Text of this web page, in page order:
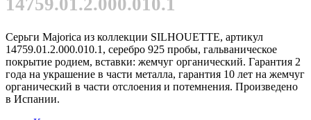
14759.01.2.000.010.1
Серьги Majorica из коллекции SILHOUETTE, артикул
14759.01.2.000.010.1, серебро 925 пробы, гальваническое
покрытие родием, вставки: жемчуг органический. Гарантия 2
года на украшение в части металла, гарантия 10 лет на жемчуг
органический в части отслоения и потемнения. Произведено
в Испании.